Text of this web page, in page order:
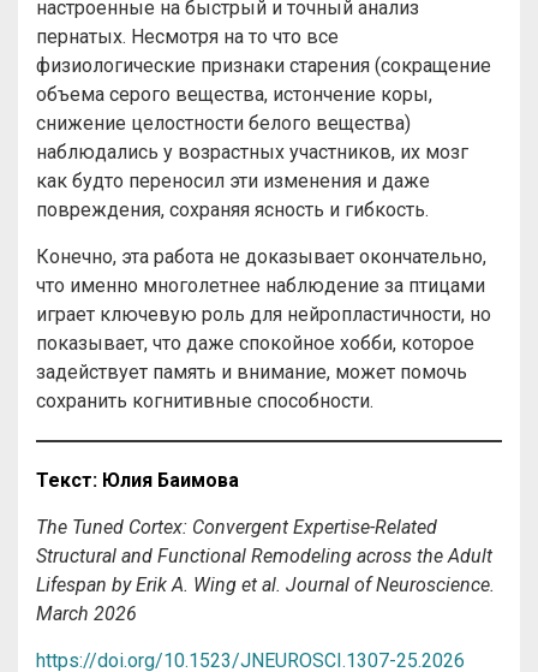
настроенные на быстрый и точный анализ
пернатых. Несмотря на то что все
физиологические признаки старения (сокращение
объема серого вещества, истончение коры,
снижение целостности белого вещества)
наблюдались у возрастных участников, их мозг
как будто переносил эти изменения и даже
повреждения, сохраняя ясность и гибкость.
Конечно, эта работа не доказывает окончательно,
что именно многолетнее наблюдение за птицами
играет ключевую роль для нейропластичности, но
показывает, что даже спокойное хобби, которое
задействует память и внимание, может помочь
сохранить когнитивные способности.
Текст: Юлия Баимова
The Tuned Cortex: Convergent Expertise-Related
Structural and Functional Remodeling across the Adult
Lifespan by Erik A. Wing et al. Journal of Neuroscience.
March 2026
https://doi.org/10.1523/JNEUROSCI.1307-25.2026